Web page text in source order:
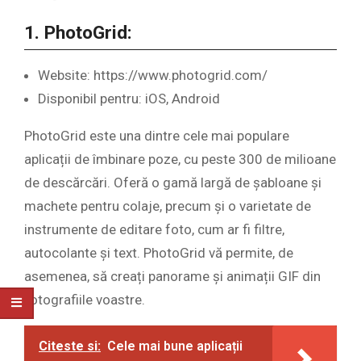
1. PhotoGrid:
Website: https://www.photogrid.com/
Disponibil pentru: iOS, Android
PhotoGrid este una dintre cele mai populare
aplicații de îmbinare poze, cu peste 300 de milioane
de descărcări. Oferă o gamă largă de șabloane și
machete pentru colaje, precum și o varietate de
instrumente de editare foto, cum ar fi filtre,
autocolante și text. PhotoGrid vă permite, de
asemenea, să creați panorame și animații GIF din
fotografiile voastre.
Citeste si: Cele mai bune aplicații